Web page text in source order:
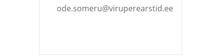
ode.someru@viruperearstid.ee